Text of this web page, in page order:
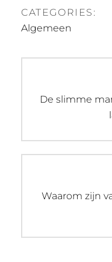
CATEGORIES:
Algemeen
navigation
Previous
De slimme
Next
Waarom zijn